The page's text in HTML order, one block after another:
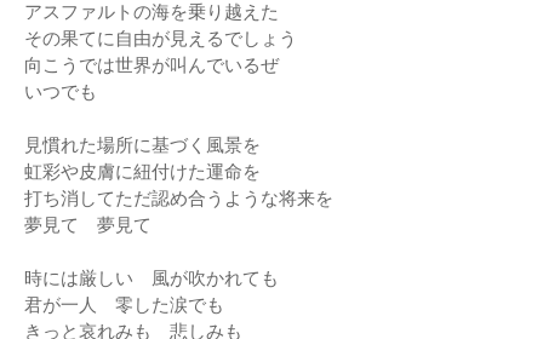
アスファルトの海を乗り越えた
その果てに自由が見えるでしょう
向こうでは世界が叫んでいるぜ
いつでも
見慣れた場所に基づく風景を
虹彩や皮膚に紐付けた運命を
打ち消してただ認め合うような将来を
夢見て 夢見て
時には厳しい 風が吹かれても
君が一人 零した涙でも
きっと哀れみも 悲しみも